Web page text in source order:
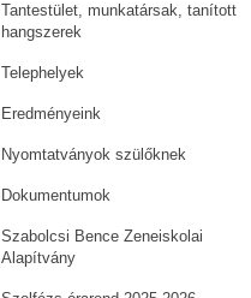
Tantestület, munkatársak, tanított
hangszerek
Telephelyek
Eredményeink
Nyomtatványok szülőknek
Dokumentumok
Szabolcsi Bence Zeneiskolai
Alapítvány